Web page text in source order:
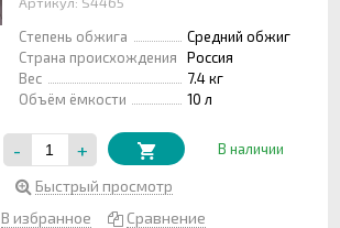
Степень обжига
Средний обжиг
Страна происхождения
Россия
Вес
7.4 кг
Объём ёмкости
10 л
- + В наличии
Быстрый просмотр
В избранное
Сравнение